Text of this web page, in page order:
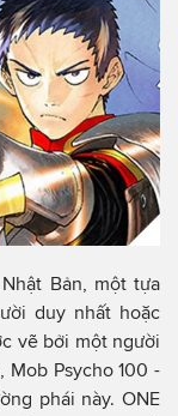
Bản, một tựa
duy nhất hoặc
vẽ bởi một người
Mob Psycho 100 -
phái này. ONE